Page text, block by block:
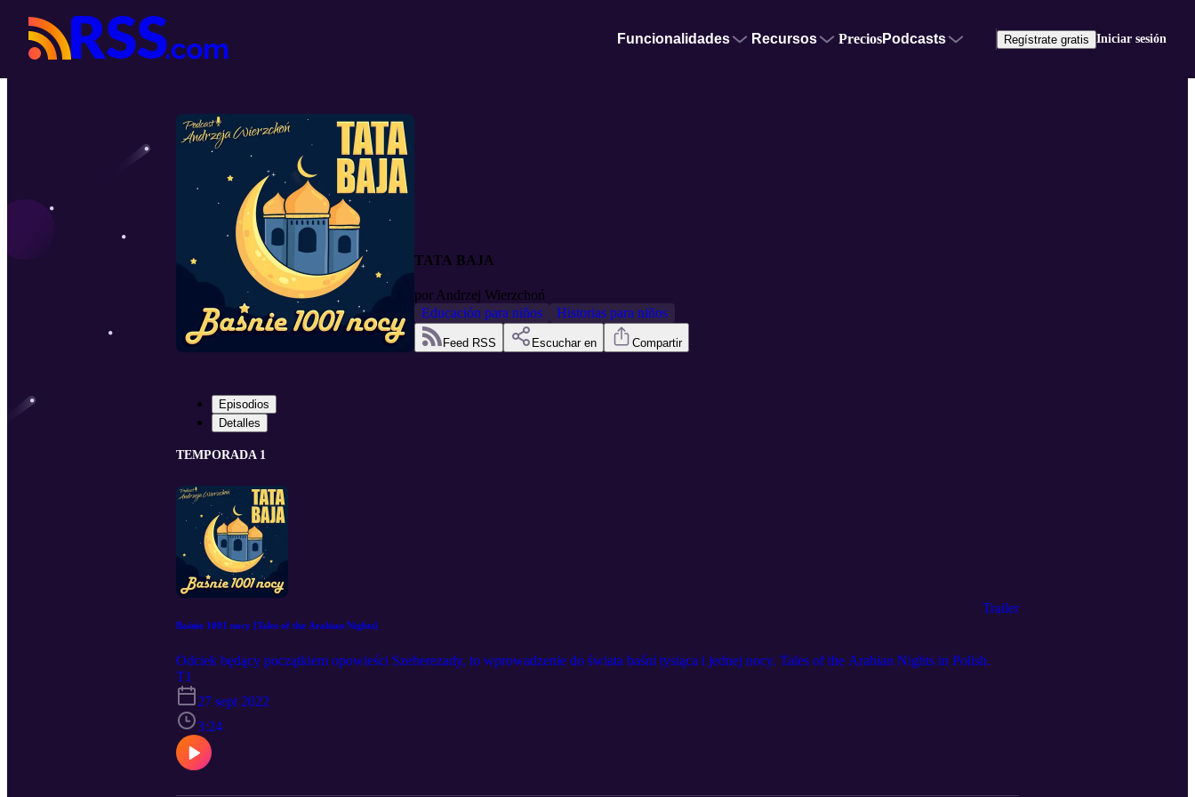
Funcionalidades Recursos PreciosPodcasts Regístrate gratis Iniciar sesión
TATA BAJA
por Andrzej Wierzchoń
Educación para niños
Historias para niños
Feed RSS Escuchar en Compartir
Episodios
Detalles
TEMPORADA 1
Baśnie 1001 nocy [Tales of the Arabian Nights]
Trailer
Odciek będący początkiem opowieści Szeherezady, to wprowadzenie do świata baśni tysiąca i jednej nocy. Tales of the Arabian Nights in Polish.
T1
27 sept 2022
3:24